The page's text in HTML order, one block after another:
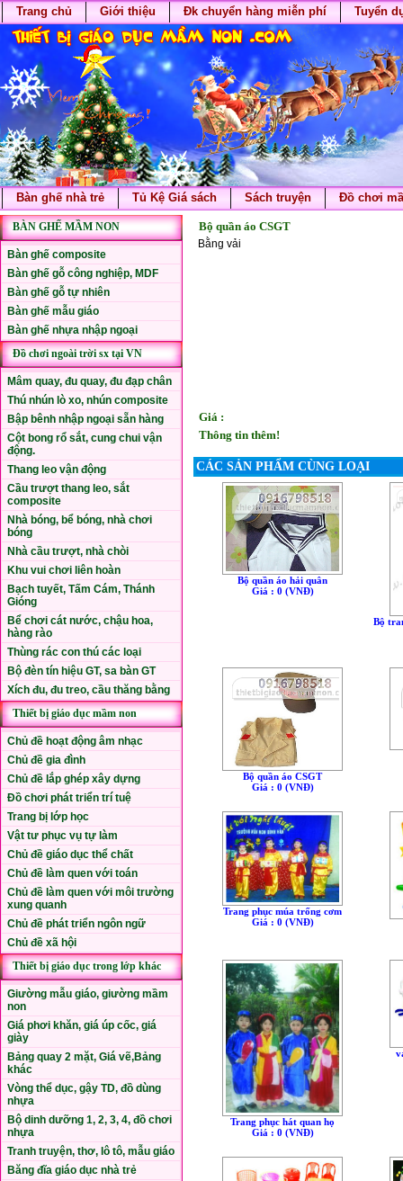
Trang chủ Giới thiệu Đk chuyển hàng miễn phí Tuyển
Bàn ghế nhà trẻ Tủ Kệ Giá sách Sách truyện Đồ chơi
BÀN GHẾ MẦM NON
Bàn ghế composite
Bàn ghế gỗ công nghiệp, MDF
Bàn ghế gỗ tự nhiên
Bàn ghế mẫu giáo
Bàn ghế nhựa nhập ngoại
Đồ chơi ngoài trời sx tại VN
Mâm quay, đu quay, đu đạp chân
Thú nhún lò xo, nhún composite
Bập bênh nhập ngoại sẵn hàng
Cột bong rổ sắt, cung chui vận
động.
Thang leo vận động
Cầu trượt thang leo, sắt
composite
Nhà bóng, bể bóng, nhà chơi
bóng
Nhà cầu trượt, nhà chòi
Khu vui chơi liên hoàn
Bạch tuyết, Tấm Cám, Thánh
Gióng
Bể chơi cát nước, chậu hoa,
hàng rào
Thùng rác con thú các loại
Bộ đèn tín hiệu GT, sa bàn GT
Xích đu, đu treo, cầu thăng bằng
Thiết bị giáo dục mầm non
Chủ đề hoạt động âm nhạc
Chủ đề gia đình
Chủ đề lắp ghép xây dựng
Đồ chơi phát triển trí tuệ
Trang bị lớp học
Vật tư phục vụ tự làm
Chủ đề giáo dục thể chất
Chủ đề làm quen với toán
Chủ đề làm quen với môi trường
xung quanh
Chủ đề phát triển ngôn ngữ
Chủ đề xã hội
Thiết bị giáo dục trong lớp khác
Giường mẫu giáo, giường mầm
non
Giá phơi khăn, giá úp cốc, giá
giày
Bảng quay 2 mặt, Giá vẽ,Bảng
khác
Vòng thể dục, gậy TD, đồ dùng
nhựa
Bộ dinh dưỡng 1, 2, 3, 4, đồ chơi
nhựa
Tranh truyện, thơ, lô tô, mẫu giáo
Băng đĩa giáo dục nhà trẻ
Bộ quần áo CSGT
Bằng vải
Giá :
Thông tin thêm!
CÁC SẢN PHẨM CÙNG LOẠI
Bộ quần áo hải quân
Giá : 0 (VNÐ)
Bộ
Bộ quần áo CSGT
Giá : 0 (VNÐ)
Trang phục múa trống cơm
Giá : 0 (VNÐ)
Trang phục hát quan họ
Giá : 0 (VNÐ)